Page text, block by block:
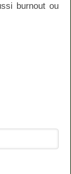
burnout ou